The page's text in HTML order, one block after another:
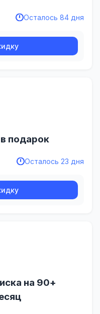
Осталось 84 дня
подарок
Осталось 23 дня
на 90+